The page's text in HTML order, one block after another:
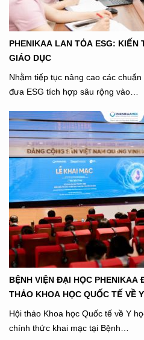
PHENIKAA LAN TỎA ESG:
GIÁO DỤC
Nhằm tiếp tục nâng cao các
đưa ESG tích hợp sâu rộng vào…
BỆNH VIỆN ĐẠI HỌC PHENIKAA
THẢO KHOA HỌC QUỐC TẾ VỀ
Hội thảo Khoa học Quốc tế về Y
chính thức khai mạc tại Bệnh…